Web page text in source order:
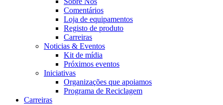
Comentários
Loja de equipamentos
Registo de produto
Carreiras
Noticias & Eventos
Kit de mídia
Próximos eventos
Iniciativas
Organizações que apoiamos
Programa de Reciclagem
Carreiras